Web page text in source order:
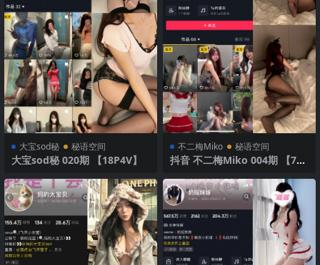
大宝sod秘 秘语空间
大宝sod秘 020期 【18P4V】
不二梅Miko 秘语空间
抖音 不二梅Miko 004期 【7